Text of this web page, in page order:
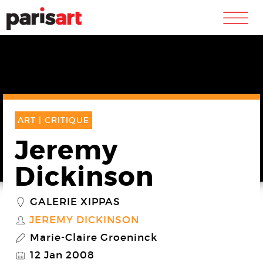
m
ART | CRITIQUE
Jeremy
Dickinson
_ GALERIE XIPPAS
S JEREMY DICKINSON
P Marie-Claire Groeninck
@ 12 Jan 2008